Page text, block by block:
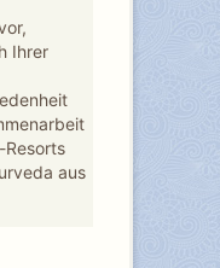
Ihrer
aus